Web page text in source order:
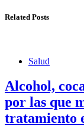
Related Posts
Salud
Alcohol,
por las que
tratamiento